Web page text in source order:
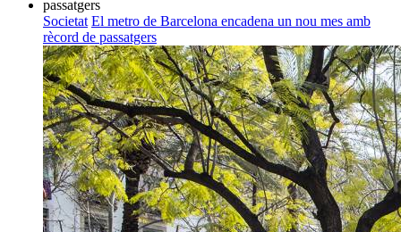
Societat El metro de Barcelona encadena un nou mes amb
rècord de passatgers